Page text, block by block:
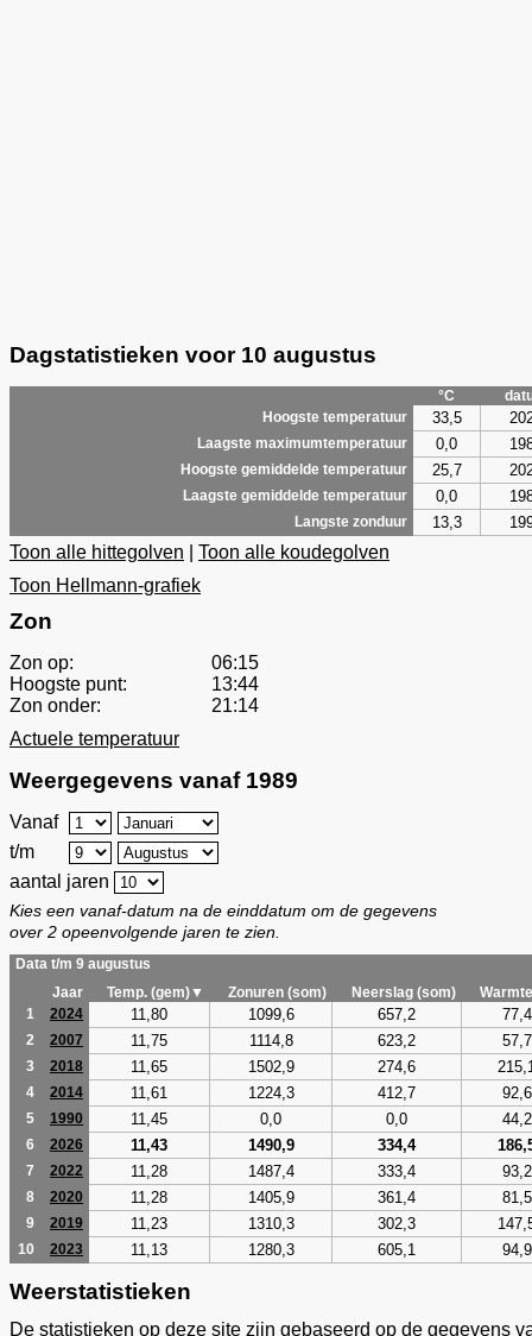
Dagstatistieken voor 10 augustus
°C
Hoogste temperatuur
33,5
Laagste maximumtemperatuur 0,0
Hoogste gemiddelde temperatuur 25,7
Laagste gemiddelde temperatuur 0,0
Langste zonduur 13,3
Toon alle hittegolven
Toon alle koudegolven
Toon Hellmann-grafiek
Zon
Zon op:
06:15
Hoogste punt:
13:44
Zon onder:
21:14
Actuele temperatuur
Weergegevens vanaf 1989
Vanaf
t/m
aantal jaren
Kies een vanaf-datum na de einddatum om de gegevens
over 2 opeenvolgende jaren te zien.
Data t/m 9 augustus
Jaar
Temp. (gem)▼ Zonuren (som) Neerslag (som)
1
2024 11,80 1099,6 657,2 77,4
2 2007 11,75 1114,8 623,2 57,7
3 2018 11,65 1502,9 274,6
4 2014 11,61 1224,3 412,7 92,6
5 1990 11,45 0,0 0,0 44,2
6 2026 11,43 1490,9 334,4
7 2022 11,28 1487,4 333,4 93,2
8 2020 11,28 1405,9 361,4 81,5
9 2019 11,23 1310,3 302,3
10 2023 11,13 1280,3 605,1 94,9
Weerstatistieken
De statistieken op deze site zijn gebaseerd op de gegevens